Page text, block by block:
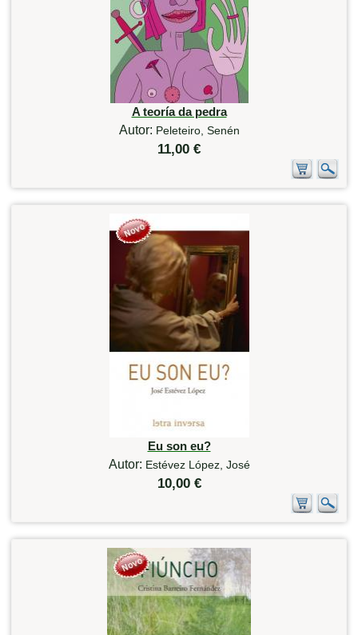
A teoría da pedra
Autor: Peleteiro, Senén
11,00 €
Eu son eu?
Autor: Estévez López, José
10,00 €